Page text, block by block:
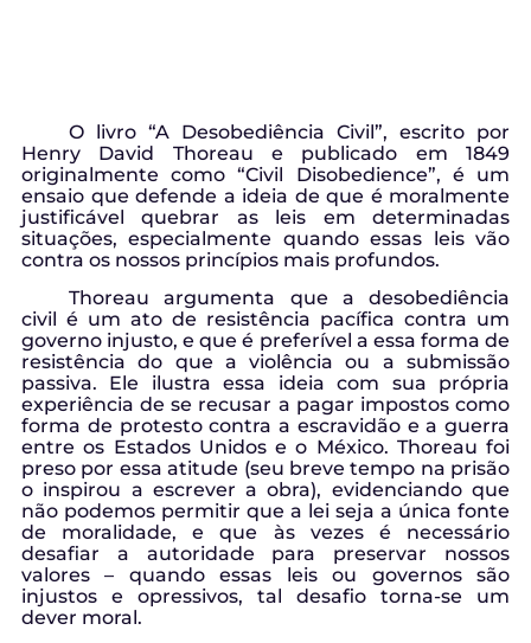
O livro “A Desobediência Civil”, escrito por
Henry David Thoreau e publicado em 1849
originalmente como “Civil Disobedience”, é um
ensaio que defende a ideia de que é moralmente
justificável quebrar as leis em determinadas
situações, especialmente quando essas leis vão
contra os nossos princípios mais profundos.
Thoreau argumenta que a desobediência
civil é um ato de resistência pacífica contra um
governo injusto, e que é preferível a essa forma de
resistência do que a violência ou a submissão
passiva. Ele ilustra essa ideia com sua própria
experiência de se recusar a pagar impostos como
forma de protesto contra a escravidão e a guerra
entre os Estados Unidos e o México. Thoreau foi
preso por essa atitude (seu breve tempo na prisão
o inspirou a escrever a obra), evidenciando que
não podemos permitir que a lei seja a única fonte
de moralidade, e que às vezes é necessário
desafiar a autoridade para preservar nossos
valores – quando essas leis ou governos são
injustos e opressivos, tal desafio torna-se um
dever moral.